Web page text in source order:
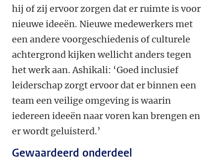
hij of zij ervoor zorgen dat er ruimte is voor
nieuwe ideeën. Nieuwe medewerkers met
een andere voorgeschiedenis of culturele
achtergrond kijken wellicht anders tegen
het werk aan. Ashikali: ‘Goed inclusief
leiderschap zorgt ervoor dat er binnen een
team een veilige omgeving is waarin
iedereen ideeën naar voren kan brengen en
er wordt geluisterd.’
Gewaardeerd onderdeel